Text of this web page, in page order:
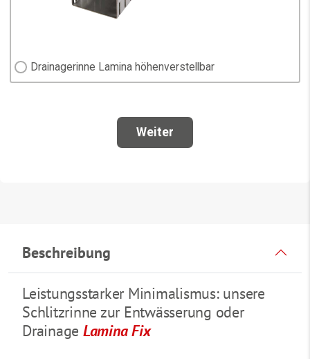
Beschreibung
Leistungsstarker Minimalismus: unsere
Schlitzrinne zur Entwässerung oder
Drainage Lamina Fix